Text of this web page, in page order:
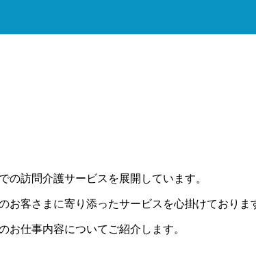
訪問介護サービスを展開しています。
お客さまに寄り添ったサービスを心掛けておりま
仕事内容についてご紹介します。